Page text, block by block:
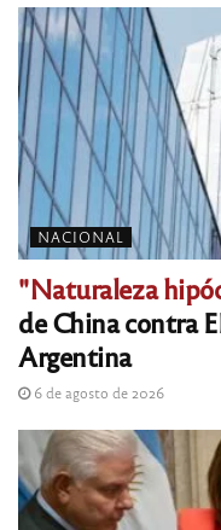
NACIONAL
"Naturaleza
de China contra
Argentina
6 de agosto de 2026